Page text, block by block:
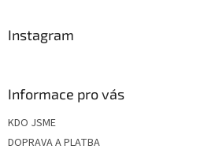
Instagram
Informace pro vás
KDO JSME
DOPRAVA A PLATBA